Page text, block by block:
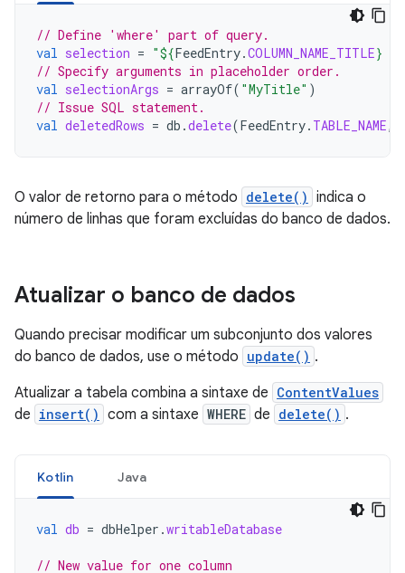
// Define 'where' part of query.
val selection = "${FeedEntry.COLUMN_NAME_TITLE}
// Specify arguments in placeholder order.
val selectionArgs = arrayOf( "MyTitle" )
// Issue SQL statement.
val deletedRows = db .delete(FeedEntry. TABLE_NAME,
O valor de retorno para o método delete() indica o
número de linhas que foram excluídas do banco de dados.
Atualizar o banco de dados
Quando precisar modificar um subconjunto dos valores
do banco de dados, use o método update() .
Atualizar a tabela combina a sintaxe de ContentValues
de insert() com a sintaxe WHERE de delete() .
Kotlin Java
val db = dbHelper .writableDatabase
// New value for one column